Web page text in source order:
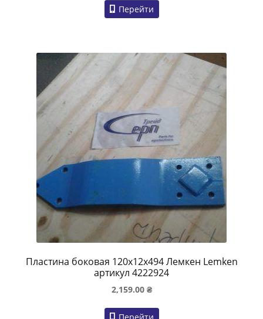
Перейти
Пластина боковая 120х12х494 Лемкен Lemken
артикул 4222924
2,159.00 ₴